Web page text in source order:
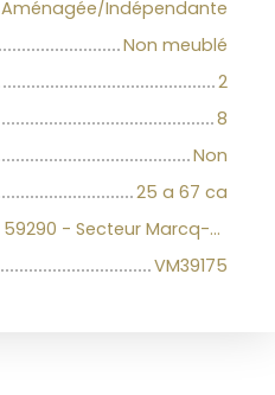
Aménagée/Indépendante
Non meublé
2
8
Non
25 a 67 ca
Wasquehal 59290 - Secteur Marcq-Wasquehal-Mouvaux
VM39175